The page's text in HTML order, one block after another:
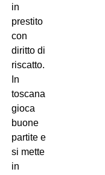
in
prestito
con
diritto di
riscatto.
In
toscana
gioca
buone
partite e
si mette
in